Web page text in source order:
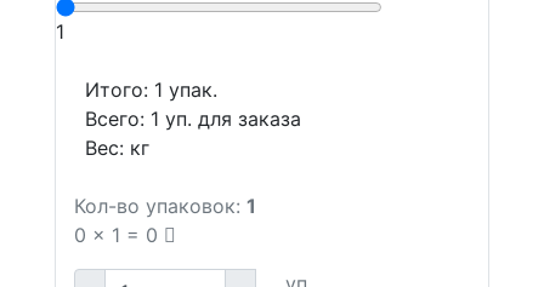
1
Итого: 1 упак.
Всего: 1 уп. для заказа
Вес: кг
Кол-во упаковок: 1
0 x 1 = 0